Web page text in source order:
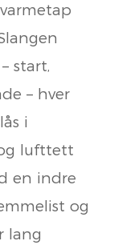
start,
– hver
i
lufttett
en indre
og
lang